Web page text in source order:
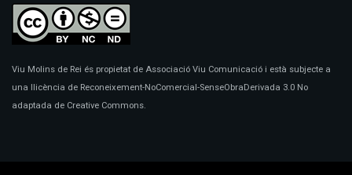
Viu Molins de Rei és propietat de Associació Viu Comunicació i està subjecte a
una llicència de Reconeixement-NoComercial-SenseObraDerivada 3.0 No
adaptada de Creative Commons.